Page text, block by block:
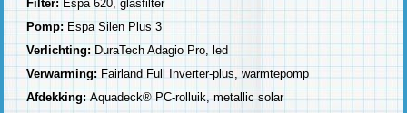
Filter: Espa 620, glasfilter
Pomp: Espa Silen Plus 3
Verlichting: DuraTech Adagio Pro, led
Verwarming: Fairland Full Inverter-plus, warmtepomp
Afdekking:Aquadeck® PC-rolluik, metallic solar